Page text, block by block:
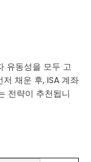
유동성을 모두 고
채운 후, ISA 계좌
전략이 추천됩니